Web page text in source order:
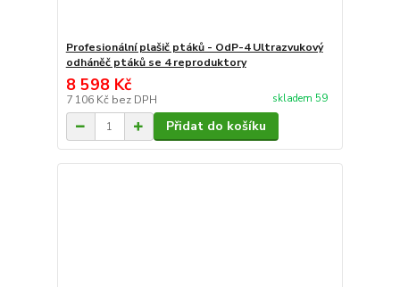
Profesionální plašič ptáků - OdP-4 Ultrazvukový
odháněč ptáků se 4 reproduktory
8 598 Kč
7 106 Kč bez DPH skladem 59
Přidat do košíku